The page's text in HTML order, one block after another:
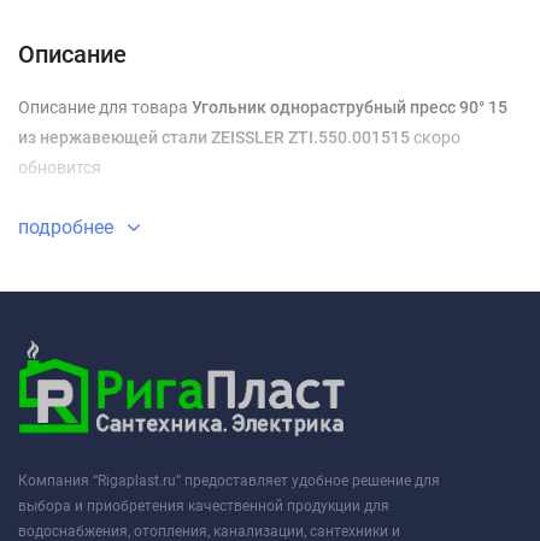
Описание
Описание для товара Угольник однораструбный пресс 90° 15
из нержавеющей стали ZEISSLER ZTI.550.001515скоро
обновится
подробнее
Компания “Rigaplast.ru” предоставляет удобное решение для
выбора и приобретения качественной продукции для
водоснабжения, отопления, канализации, сантехники и